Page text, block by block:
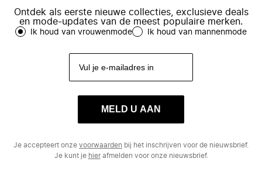
Ontdek als eerste nieuwe collecties, exclusieve deals
en mode-updates van de meest populaire merken.
Ik houd van vrouwenmode Ik houd van mannenmode
MELD U AAN
Je accepteert onze voorwaarden bij het inschrijven voor de nieuwsbrief.
Je kunt je hierafmelden voor onze nieuwsbrief.